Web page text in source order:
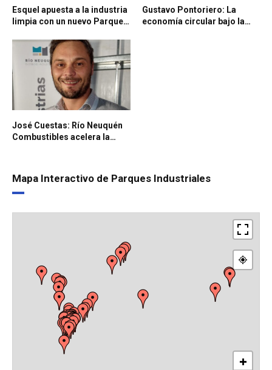
Esquel apuesta a la industria
limpia con un nuevo Parque
Gustavo Pontoriero: La
economía circular bajo la
José Cuestas: Río Neuquén
Combustibles acelera la
Mapa Interactivo de Parques Industriales
+